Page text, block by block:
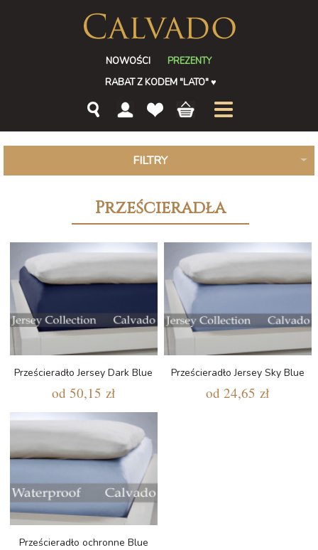
NOWOŚCI
PREZENTY
RABAT Z KODEM "LATO"♥
FILTRY
Prześcieradła
Prześcieradło Jersey Dark Blue
od 50,15 zł
Prześcieradło Jersey Sky Blue
od 24,65 zł
Prześcieradło ochronne Blue